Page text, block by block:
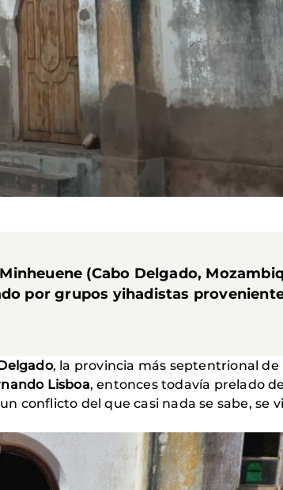
(Cabo Delgado,
por grupos yihadistas
, la provincia más septentrional de
Lisboa, entonces todavía prelado
conflicto del que casi nada se sabe, se